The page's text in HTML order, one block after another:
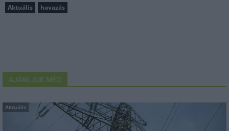
Aktuális havazás
AJÁNLJUK MÉG
Aktuális